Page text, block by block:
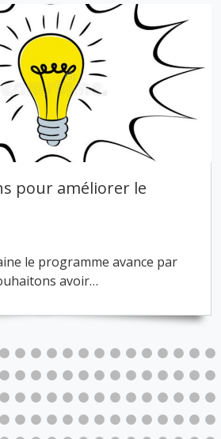
pour améliorer le
le programme avance par
avoir…